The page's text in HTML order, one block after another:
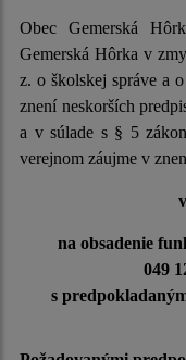
Obec Gemerská
Gemerská Hôrka v
z. o školskej správe a
znení neskorších
a v súlade s § 5
verejnom záujme v
na obsadenie
049
s